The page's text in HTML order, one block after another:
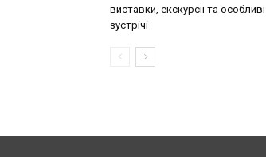
виставки, екскурсії та особливі
зустрічі